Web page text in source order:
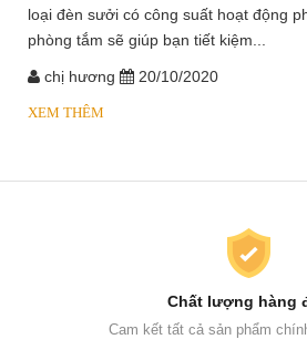
loại đèn sưởi có công suất hoạt động
phòng tắm sẽ giúp bạn tiết kiệm...
chị hương 20/10/2020
XEM THÊM
Chất lượng hàng
Cam kết tất cả sản phẩm